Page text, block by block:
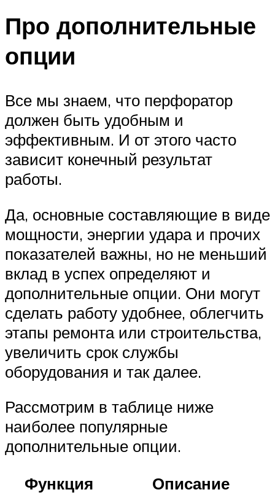
Про дополнительные
опции
Все мы знаем, что перфоратор
должен быть удобным и
эффективным. И от этого часто
зависит конечный результат
работы.
Да, основные составляющие в виде
мощности, энергии удара и прочих
показателей важны, но не меньший
вклад в успех определяют и
дополнительные опции. Они могут
сделать работу удобнее, облегчить
этапы ремонта или строительства,
увеличить срок службы
оборудования и так далее.
Рассмотрим в таблице ниже
наиболее популярные
дополнительные опции.
Функция
Описание